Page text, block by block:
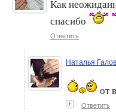
Новое Тестирование!
Как
спасибо
Ответить
Наталья
от
↑ Ответить